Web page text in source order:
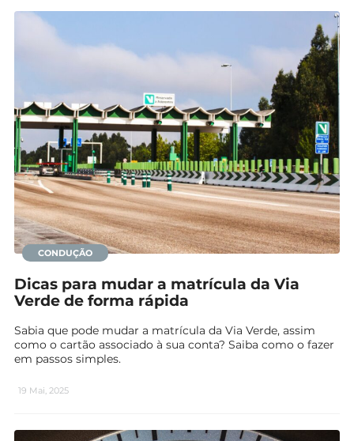
CONDUÇÃO
Dicas para mudar a matrícula da Via
Verde de forma rápida
Sabia que pode mudar a matrícula da Via Verde, assim
como o cartão associado à sua conta? Saiba como o fazer
em passos simples.
19 Mai, 2025